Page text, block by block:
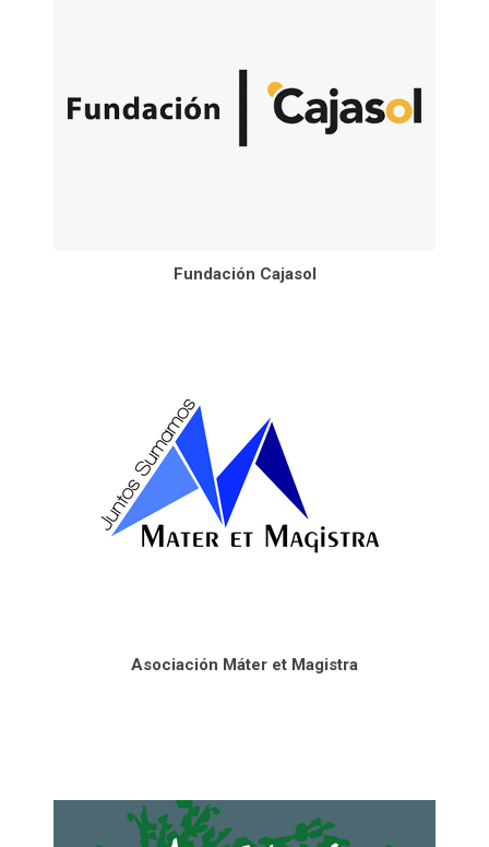
Fundación Cajasol
Asociación Máter et Magistra